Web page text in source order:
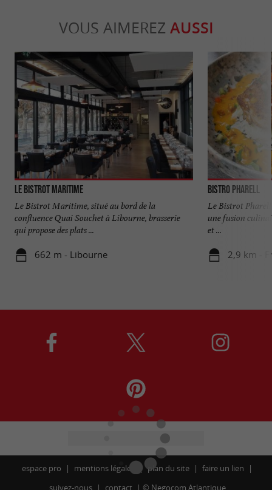
VOUS AIMEREZ AUSSI
Le Bistrot Maritime
Le Bistrot Maritime, situé au bord de la
confluence Quai Souchet à Libourne, brasserie
qui propose des plats ...
662 m - Libourne
Bistro Pharell
Le Bistrot
une fusion
et ...
2,9 km -
espace pro mentions légales plan du site
faire un lien